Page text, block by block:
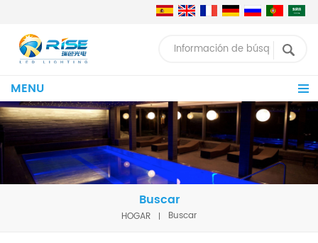
MENU
Buscar
HOGAR Buscar